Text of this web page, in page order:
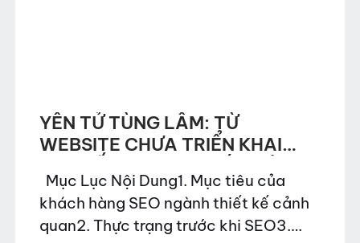
YÊN TỬ TÙNG LÂM: TỪ
WEBSITE CHƯA TRIỂN KHAI
HẠNG CAO VỀ NGHỈ DƯỠNG VÀ
TRẢI NGHIỆM TÂM LINH TẠI YÊN
TỬ
Mục Lục Nội Dung1. Mục tiêu của
khách hàng SEO ngành thiết kế cảnh
quan2. Thực trạng trước khi SEO3.